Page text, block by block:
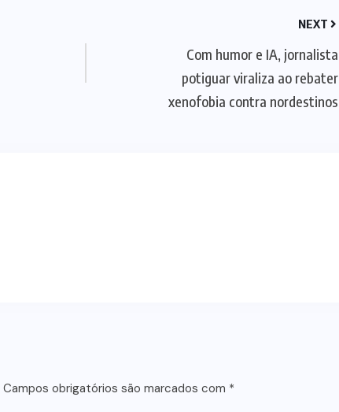
NEXT
Com humor e IA, jornalista
potiguar viraliza ao rebater
xenofobia contra nordestinos
Campos obrigatórios são marcados com *